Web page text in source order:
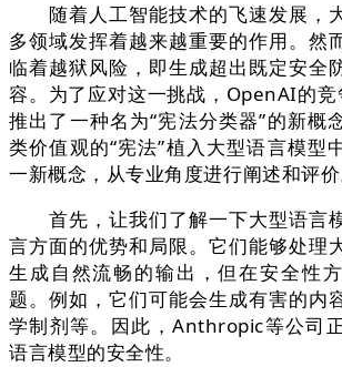
随着人工智能技术的飞速发展，
多领域发挥着越来越重要的作用。然
临着越狱风险，即生成超出既定安全
容。为了应对这一挑战，OpenAI的
推出了一种名为“宪法分类器”的新概
类价值观的“宪法”植入大型语言模型
一新概念，从专业角度进行阐述和评价
首先，让我们了解一下大型语言
言方面的优势和局限。它们能够处理
生成自然流畅的输出，但在安全性
题。例如，它们可能会生成有害的内
学制剂等。因此，Anthropic等公司
语言模型的安全性。